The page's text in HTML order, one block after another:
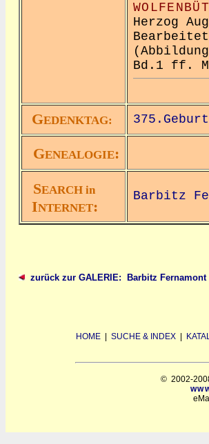
Herzog
Bd.1 ff.
GEDENKTAG:
GENEALOGIE:
SEARCH in
INTERNET:
Barbitz
zurück zur GALERIE: Barbitz Fernamont
HOME SUCHE & INDEX
© 2002-